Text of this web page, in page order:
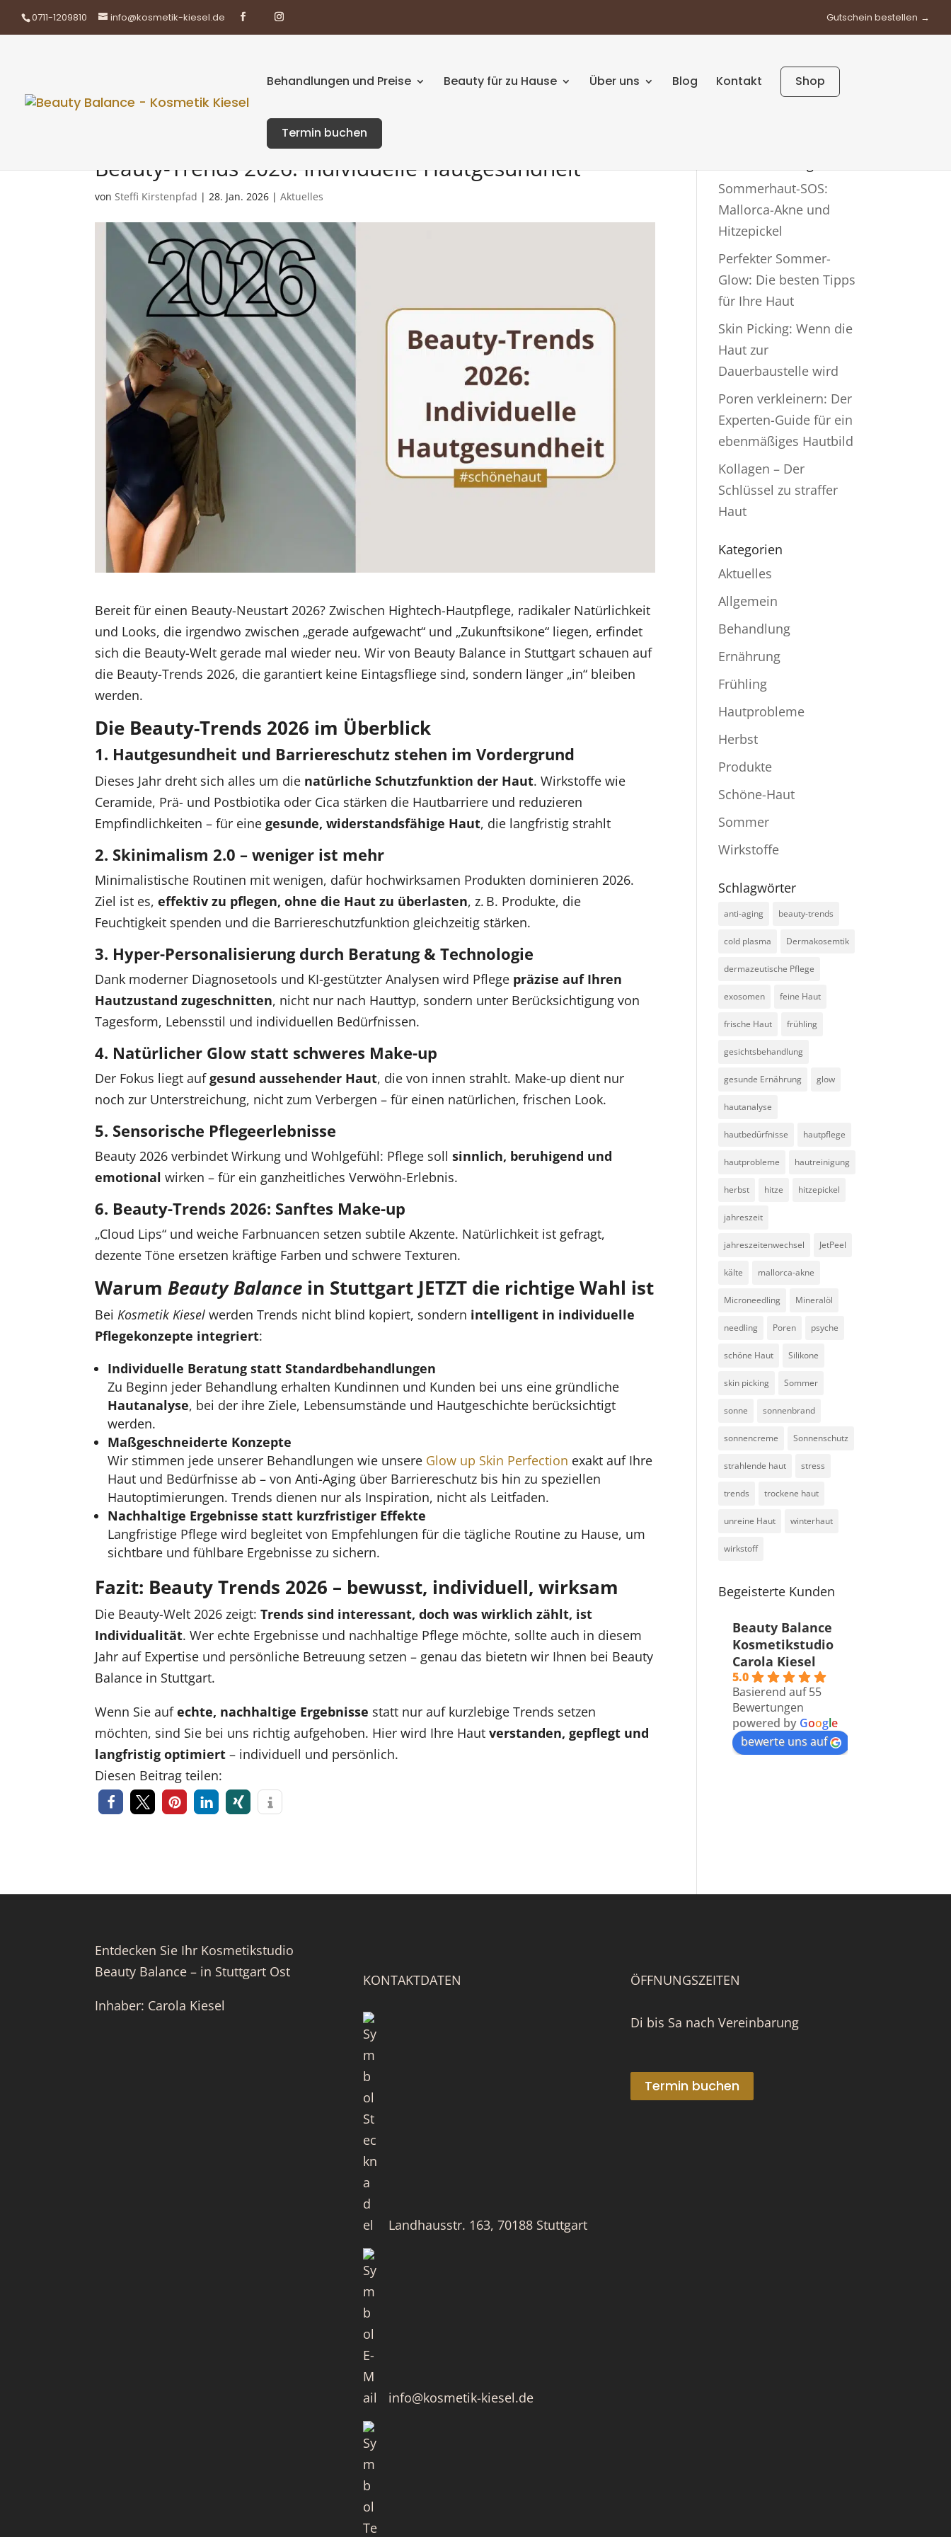
0711-1209810 info@kosmetik-kiesel.de Gutschein bestellen
Behandlungen und Preise Beauty für zu Hause Über uns Blog Kontakt Shop
Termin buchen
Beauty-Trends 2026: Individuelle Hautgesundheit
vonSteffi Kirstenpfad |28. Jan. 2026 |Aktuelles
Bereit für einen Beauty-Neustart 2026? Zwischen Hightech-Hautpflege, radikaler Natürlichkeit
und Looks, die irgendwo zwischen „gerade aufgewacht“ und „Zukunftsikone“ liegen, erfindet
sich die Beauty-Welt gerade mal wieder neu. Wir von Beauty Balance in Stuttgart schauen auf
die Beauty-Trends 2026, die garantiert keine Eintagsfliege sind, sondern länger „in“ bleiben
werden.
Die Beauty-Trends 2026 im Überblick
1. Hautgesundheit und Barriereschutz stehen im Vordergrund
Dieses Jahr dreht sich alles um die natürliche Schutzfunktion der Haut. Wirkstoffe wie
Ceramide, Prä- und Postbiotika oder Cica stärken die Hautbarriere und reduzieren
Empfindlichkeiten – für einegesunde, widerstandsfähige Haut, die langfristig strahlt
2. Skinimalism 2.0 – weniger ist mehr
Minimalistische Routinen mit wenigen, dafür hochwirksamen Produkten dominieren 2026.
Ziel ist es,effektiv zu pflegen, ohne die Haut zu überlasten, z. B. Produkte, die
Feuchtigkeit spenden und die Barriereschutzfunktion gleichzeitig stärken.
3. Hyper-Personalisierung durch Beratung & Technologie
Dank moderner Diagnosetools und KI-gestützter Analysen wird Pflege präzise auf Ihren
Hautzustand zugeschnitten, nicht nur nach Hauttyp, sondern unter Berücksichtigung von
Tagesform, Lebensstil und individuellen Bedürfnissen.
4. Natürlicher Glow statt schweres Make-up
Der Fokus liegt aufgesund aussehender Haut, die von innen strahlt. Make-up dient nur
noch zur Unterstreichung, nicht zum Verbergen – für einen natürlichen, frischen Look.
5. Sensorische Pflegeerlebnisse
Beauty 2026 verbindet Wirkung und Wohlgefühl: Pflege sollsinnlich, beruhigend und
emotionalwirken – für ein ganzheitliches Verwöhn-Erlebnis.
6. Beauty-Trends 2026: Sanftes Make-up
„Cloud Lips“ und weiche Farbnuancen setzen subtile Akzente. Natürlichkeit ist gefragt,
dezente Töne ersetzen kräftige Farben und schwere Texturen.
WarumBeauty Balance in Stuttgart JETZT die richtige Wahl ist
Bei Kosmetik Kiesel werden Trends nicht blind kopiert, sondern intelligent in individuelle
Pflegekonzepte integriert:
Individuelle Beratung statt Standardbehandlungen
Zu Beginn jeder Behandlung erhalten Kundinnen und Kunden bei uns eine gründliche
Hautanalyse, bei der ihre Ziele, Lebensumstände und Hautgeschichte berücksichtigt
werden.
Maßgeschneiderte Konzepte
Wir stimmen jede unserer Behandlungen wie unsere Glow up Skin Perfection exakt auf Ihre
Haut und Bedürfnisse ab – von Anti-Aging über Barriereschutz bis hin zu speziellen
Hautoptimierungen. Trends dienen nur als Inspiration, nicht als Leitfaden.
Nachhaltige Ergebnisse statt kurzfristiger Effekte
Langfristige Pflege wird begleitet von Empfehlungen für die tägliche Routine zu Hause, um
sichtbare und fühlbare Ergebnisse zu sichern.
Fazit: Beauty Trends 2026 – bewusst, individuell, wirksam
Die Beauty-Welt 2026 zeigt:Trends sind interessant, doch was wirklich zählt, ist
Individualität. Wer echte Ergebnisse und nachhaltige Pflege möchte, sollte auch in diesem
Jahr auf Expertise und persönliche Betreuung setzen – genau das bietetn wir Ihnen bei Beauty
Balance in Stuttgart.
Wenn Sie aufechte, nachhaltige Ergebnisse statt nur auf kurzlebige Trends setzen
möchten, sind Sie bei uns richtig aufgehoben. Hier wird Ihre Hautverstanden, gepflegt und
langfristig optimiert – individuell und persönlich.
Diesen Beitrag teilen:
Sommerhaut-SOS:
Mallorca-Akne und
Hitzepickel
Perfekter Sommer-
Glow: Die besten Tipps
für Ihre Haut
Skin Picking: Wenn die
Haut zur
Dauerbaustelle wird
Poren verkleinern: Der
Experten-Guide für ein
ebenmäßiges Hautbild
Kollagen – Der
Schlüssel zu straffer
Haut
Kategorien
Aktuelles
Allgemein
Behandlung
Ernährung
Frühling
Hautprobleme
Herbst
Produkte
Schöne-Haut
Sommer
Wirkstoffe
Schlagwörter
anti-aging beauty-trends
cold plasma Dermakosemtik
dermazeutische Pflege
exosomen feine Haut
frische Haut frühling
gesichtsbehandlung
gesunde Ernährung glow
hautanalyse
hautbedürfnisse hautpflege
hautprobleme hautreinigung
herbst hitze hitzepickel
jahreszeit
jahreszeitenwechsel JetPeel
kälte mallorca-akne
Microneedling Mineralöl
needling Poren psyche
schöne Haut Silikone
skin picking Sommer
sonne sonnenbrand
sonnencreme Sonnenschutz
strahlende haut stress
trends trockene haut
unreine Haut winterhaut
wirkstoff
Begeisterte Kunden
Beauty Balance
Kosmetikstudio
Carola Kiesel
5.0
Basierend auf 55
Bewertungen
powered by Google
bewerte uns auf
Entdecken Sie Ihr Kosmetikstudio
Beauty Balance – in Stuttgart Ost
Inhaber: Carola Kiesel
KONTAKTDATEN
Landhausstr. 163, 70188 Stuttgart
info@kosmetik-kiesel.de
ÖFFNUNGSZEITEN
Di bis Sa nach Vereinbarung
Termin buchen